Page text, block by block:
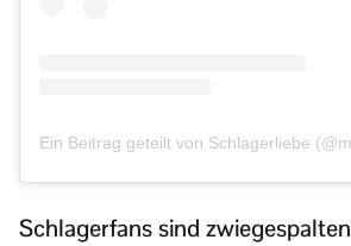
Schlagerfans sind zwiegespalten